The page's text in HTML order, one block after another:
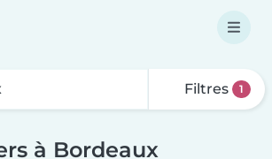
Filtres 1
à Bordeaux